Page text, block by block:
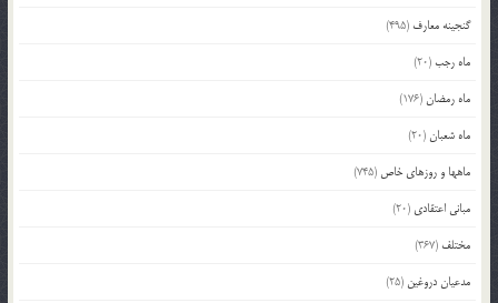
گنجینه معارف (495)
ماه رجب(20)
ماه رمضان(176)
ماه شعبان(20)
ماهها و روزهای خاص (745)
مبانی اعتقادی (20)
مختلف (367)
مدعیان دروغین (25)